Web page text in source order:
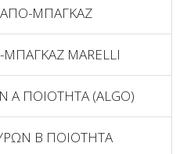
ΜΠΑΓΚΑΖ
MARELLI
Α ΠΟΙΟΤΗΤΑ (ALGO)
Β ΠΟΙΟΤΗΤΑ